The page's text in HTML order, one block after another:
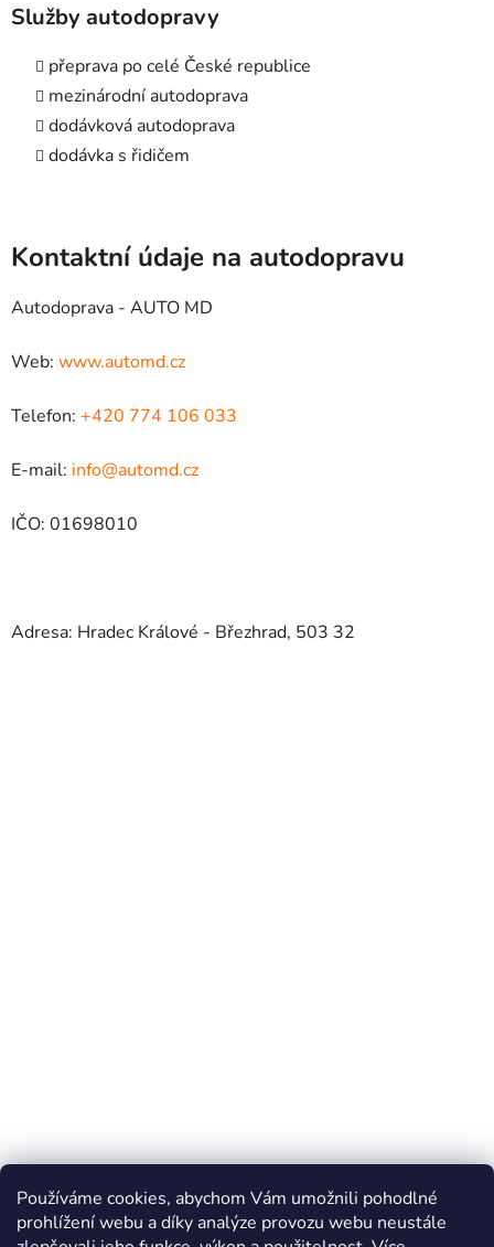
Používáme cookies, abychom Vám umožnili pohodlné
prohlížení webu a díky analýze provozu webu neustále
Služby autodopravy
přeprava po celé České republice
mezinárodní autodoprava
dodávková autodoprava
dodávka s řidičem
Kontaktní údaje na autodopravu
Autodoprava - AUTO MD
Web: www.automd.cz
Telefon: +420 774 106 033
E-mail: info@automd.cz
IČO: 01698010
Adresa: Hradec Králové - Březhrad, 503 32